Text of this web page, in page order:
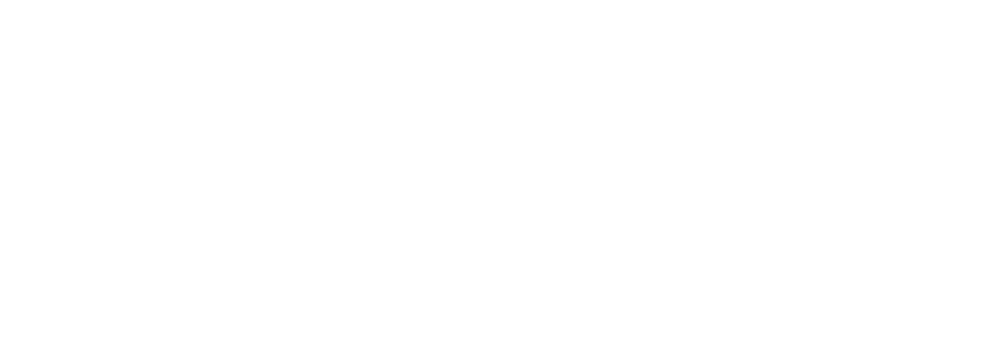
Ai KISU - asijská, Bisou - mix kuchyní). 5 barů, 4 bazény, SPA, fitness, obchody, butiky, dětský klub, teens klub, konferenční
trezor, minibar zdarma, set na přípravu kávy a čaje, balkon nebo terasa, výhled do zahrady, přízemí nebo 1. patro, vysokorychlostní wifi,
umístění v zahradě přímo u pláže, služby komorníka,
kombinují večeři, grilování a hudbu pod širým nebem